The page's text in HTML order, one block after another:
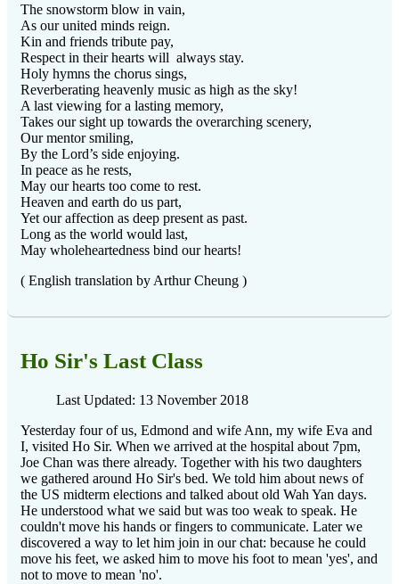
The snowstorm blow in vain,
As our united minds reign.
Kin and friends tribute pay,
Respect in their hearts will always stay.
Holy hymns the chorus sings,
Reverberating heavenly music as high as the sky!
A last viewing for a lasting memory,
Takes our sight up towards the overarching scenery,
Our mentor smiling,
By the Lord’s side enjoying.
In peace as he rests,
May our hearts too come to rest.
Heaven and earth do us part,
Yet our affection as deep present as past.
Long as the world would last,
May wholeheartedness bind our hearts!
( English translation by Arthur Cheung )
Ho Sir's Last Class
Last Updated: 13 November 2018
Yesterday four of us, Edmond and wife Ann, my wife Eva and
I, visited Ho Sir. When we arrived at the hospital about 7pm,
Joe Chan was there already. Together with his two daughters
we gathered around Ho Sir's bed. We told him about news of
the US midterm elections and talked about old Wah Yan days.
He understood what we said but was too weak to speak. He
couldn't move his hands or fingers to communicate. Later we
discovered a way to let him join in our chat: because he could
move his feet, we asked him to move his foot to mean 'yes', and
not to move to mean 'no'.